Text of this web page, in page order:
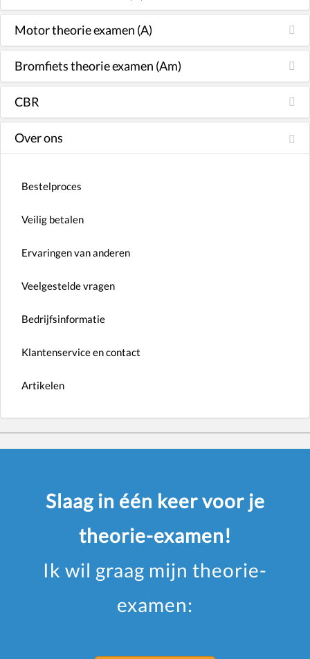
Motor theorie examen (A)
Bromfiets theorie examen (Am)
CBR
Over ons
Bestelproces
Veilig betalen
Ervaringen van anderen
Veelgestelde vragen
Bedrijfsinformatie
Klantenservice en contact
Artikelen
Slaag in één keer voor je
theorie-examen!
Ik wil graag mijn theorie-
examen: